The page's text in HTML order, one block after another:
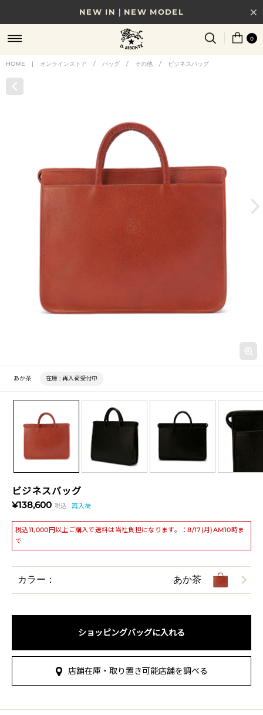
NEW IN｜NEW MODEL
8/17(月)10時まで｜税込11,000円以上で送料無料
贈る相手やシーンから選べる、新しいギフトガイド
0
HOME | オンラインストア / バッグ / その他 / ビジネスバッグ
ビジネスバッグ
¥138,600 税込 再入荷
税込11,000円以上ご購入で送料は当社負担になります。：8/17(月)AM10時ま
で
あか茶 在庫 : 再入荷受付中
カラー： あか茶
ショッピングバッグに入れる
店舗在庫・取り置き可能店舗を調べる